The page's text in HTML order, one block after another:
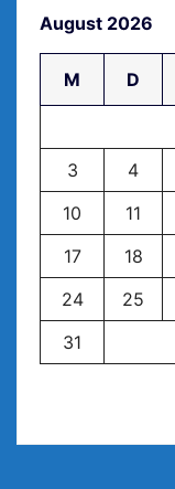
August 2026
M D
3
4
10
11
17
18
24
25
31